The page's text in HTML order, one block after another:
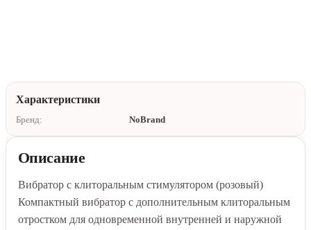
Характеристики
Бренд: NoBrand
Описание
Вибратор с клиторальным стимулятором (розовый)
Компактный вибратор с дополнительным клиторальным
отростком для одновременной внутренней и наружной